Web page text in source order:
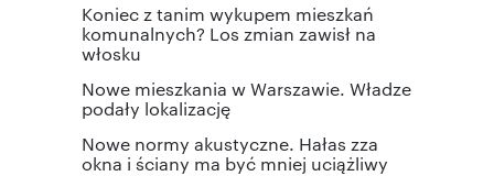
Koniec z tanim wykupem mieszkań
komunalnych? Los zmian zawisł na
włosku
Nowe mieszkania w Warszawie. Władze
podały lokalizację
Nowe normy akustyczne. Hałas zza
okna i ściany ma być mniej uciążliwy